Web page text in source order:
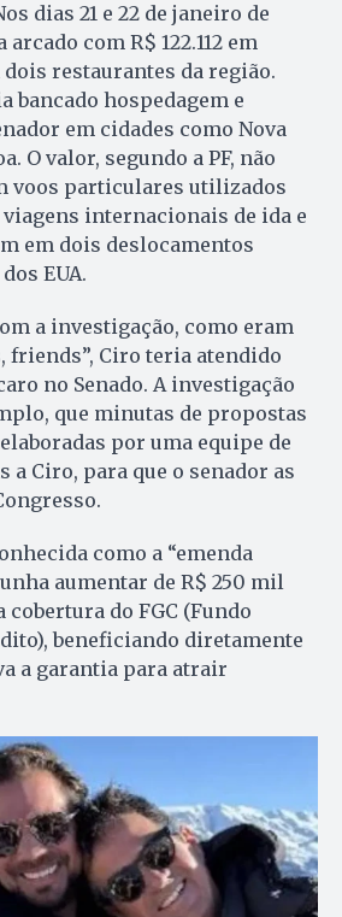
dias 21 e 22 de janeiro de
com R$ 122.112 em
dois restaurantes da região.
bancado hospedagem e
em cidades como Nova
O valor, segundo a PF, não
voos particulares utilizados
internacionais de ida e
em dois deslocamentos
EUA.
a investigação, como eram
friends”, Ciro teria atendido
no Senado. A investigação
que minutas de propostas
por uma equipe de
a Ciro, para que o senador as
como a “emenda
aumentar de R$ 250 mil
cobertura do FGC (Fundo
beneficiando diretamente
a garantia para atrair